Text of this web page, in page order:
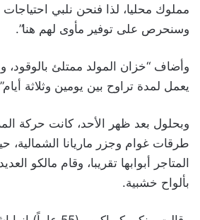
مملوك محليا، لذا فنحن نلبي احتياجات
وسنحرص على توفير مأوى لهم هنا”.
وأضاف “خزان المولد ممتلئ
يعمل لمدة تراوح بين يومين وثلاثة
وبحلول بعد ظهر الأحد، كانت حركة
طرقات غوام وجزر ماريانا
المتاجر أبوابها تقريبا، وقام مالكو
بألواح خشبية.